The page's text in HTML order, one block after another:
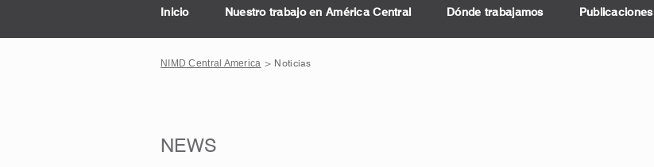
Inicio Nuestro trabajo en América Central Dónde trabajamos Publicaciones
NIMD Central America > Noticias
NEWS